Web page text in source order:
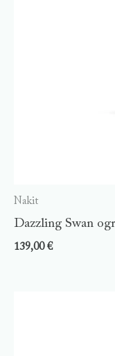
Nakit
Dazzling Swan
139,00€